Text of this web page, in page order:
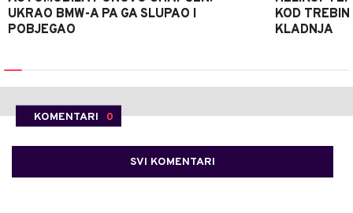
UKRAO BMW-A PA GA SLUPAO I
POBJEGAO
KOD
KLADNJA
KOMENTARI 0
SVI KOMENTARI